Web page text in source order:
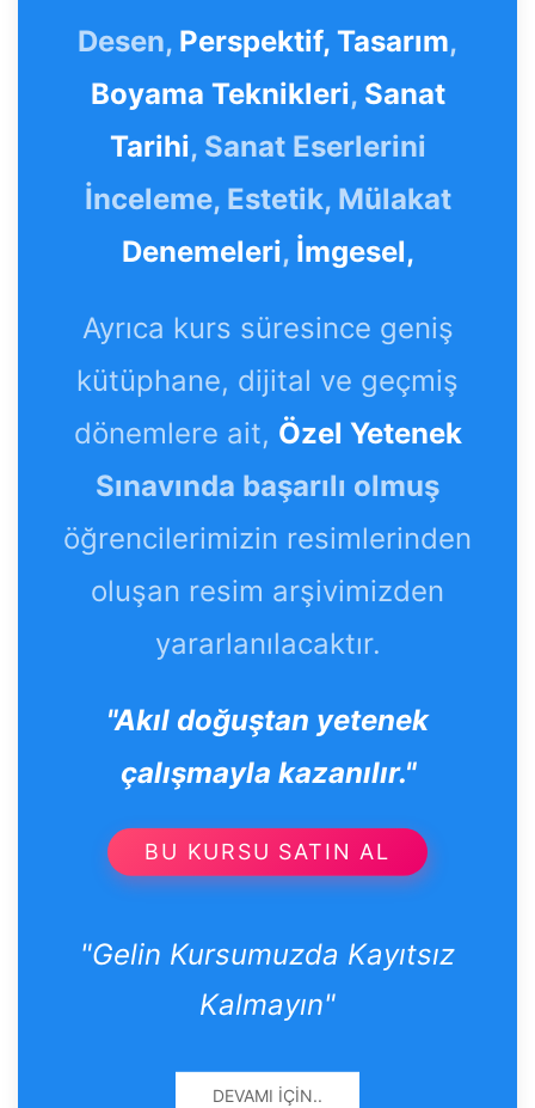
Desen, Perspektif, Tasarım,
Boyama Teknikleri, Sanat
Tarihi, Sanat Eserlerini
İnceleme, Estetik, Mülakat
Denemeleri, İmgesel,
Ayrıca kurs süresince geniş
kütüphane, dijital ve geçmiş
dönemlere ait, Özel Yetenek
Sınavında başarılı olmuş
öğrencilerimizin resimlerinden
oluşan resim arşivimizden
yararlanılacaktır.
"Akıl doğuştan yetenek
çalışmayla kazanılır."
BU KURSU SATIN AL
"Gelin Kursumuzda Kayıtsız
Kalmayın"
DEVAMI İÇIN..